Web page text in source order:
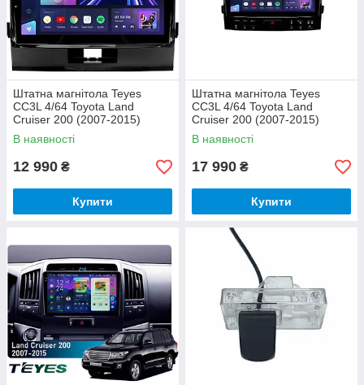
Штатна магнітола Teyes
CC3L 4/64 Toyota Land
Cruiser 200 (2007-2015)
В наявності
12 990 ₴
Купити
Штатна магнітола Teyes
CC3L 4/64 Toyota Land
Cruiser 200 (2007-2015)
В наявності
17 990 ₴
Купити